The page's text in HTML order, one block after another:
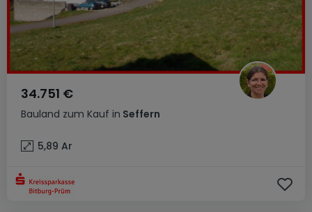
Bauland zum Kauf in Seffern
34.751 €
5,89 Ar